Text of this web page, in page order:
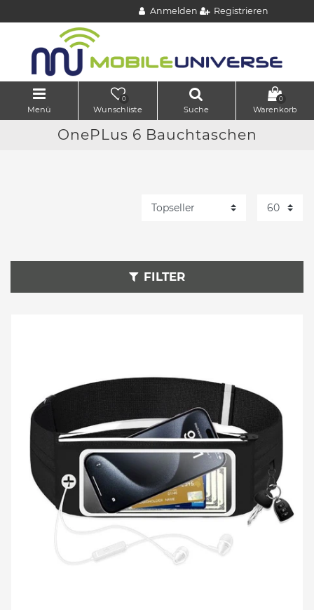
Anmelden Registrieren
Menü
0
Wunschliste Suche
0
Warenkorb
OnePLus 6 Bauchtaschen
FILTER